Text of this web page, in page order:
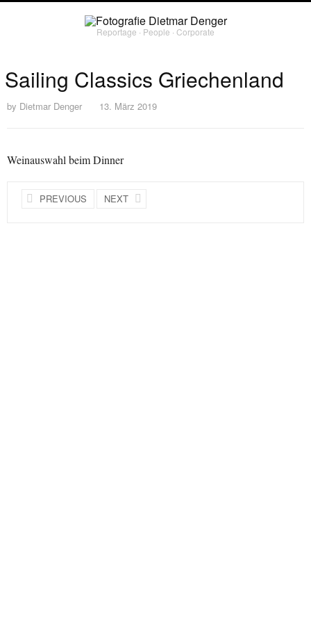
Reportage ∙ People ∙ Corporate
Sailing Classics Griechenland
by Dietmar Denger 13. März 2019
Weinauswahl beim Dinner
PREVIOUS NEXT